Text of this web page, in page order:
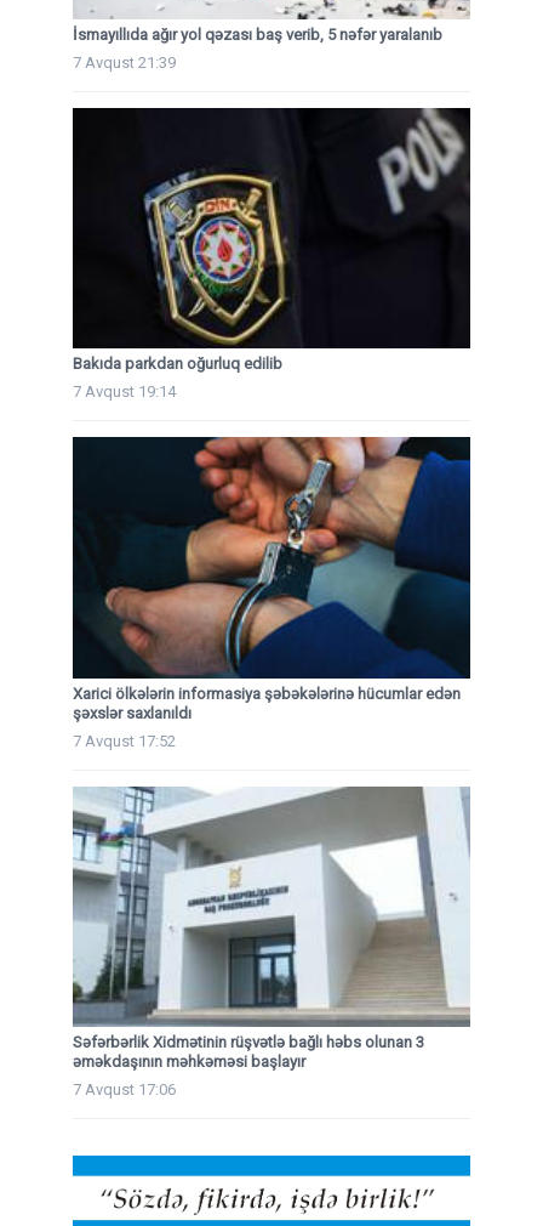
İsmayıllıda ağır yol qəzası baş verib, 5 nəfər yaralanıb
7 Avqust 21:39
Bakıda parkdan oğurluq edilib
7 Avqust 19:14
Xarici ölkələrin informasiya şəbəkələrinə hücumlar edən
şəxslər saxlanıldı
7 Avqust 17:52
Səfərbərlik Xidmətinin rüşvətlə bağlı həbs olunan 3
əməkdaşının məhkəməsi başlayır
7 Avqust 17:06